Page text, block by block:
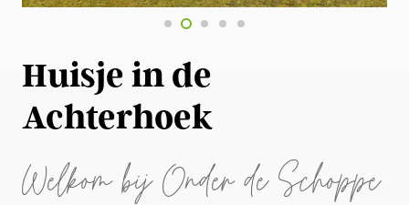
Huisje in de
Achterhoek
Welkom bij Onder de Schoppe